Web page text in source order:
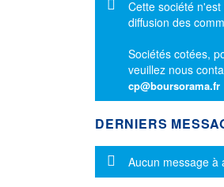
Message
Cette société
diffusion des
Sociétés cotées,
veuillez nous
cp@boursorama.fr
DERNIERS
Message
Aucun message à